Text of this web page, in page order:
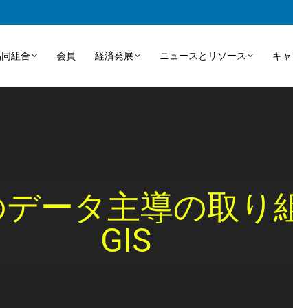
組合 会員 経済発展 ニュースとリソース キ
データ主導の取り
GIS